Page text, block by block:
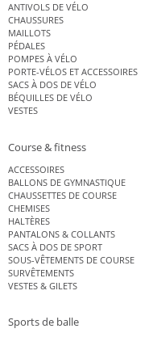
ANTIVOLS DE VÉLO
CHAUSSURES
MAILLOTS
PÉDALES
POMPES À VÉLO
PORTE-VÉLOS ET ACCESSOIRES
SACS À DOS DE VÉLO
BÉQUILLES DE VÉLO
VESTES
Course & fitness
ACCESSOIRES
BALLONS DE GYMNASTIQUE
CHAUSSETTES DE COURSE
CHEMISES
HALTÈRES
PANTALONS & COLLANTS
SACS À DOS DE SPORT
SOUS-VÊTEMENTS DE COURSE
SURVÊTEMENTS
VESTES & GILETS
Sports de balle